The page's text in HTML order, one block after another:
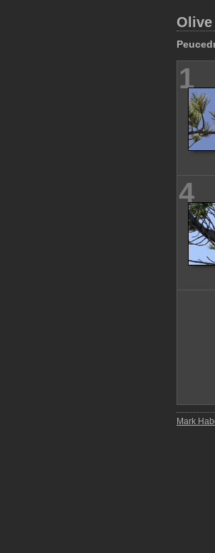
1
4
Mark